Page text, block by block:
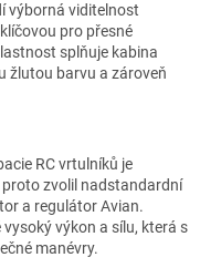
výborná viditelnost
pro přesné
splňuje kabina
žlutou barvu a zároveň
RC vrtulníků je
zvolil nadstandardní
a regulátor Avian.
výkon a sílu, která s
manévry.